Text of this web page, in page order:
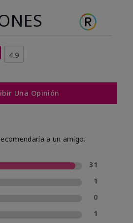
4.9
Una Opinión
a un amigo.
31
1
0
1